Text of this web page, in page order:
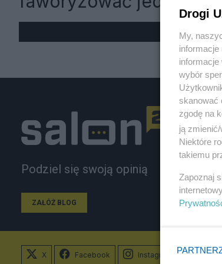
Podziel się swoją opinią
ZAŁÓŻ BLOG
X Facebook Instagram
Drogi
My,
informacje
informacje
wybór
skanować
zgodę na
ją
Niektóre
takiemu
Zapoznaj